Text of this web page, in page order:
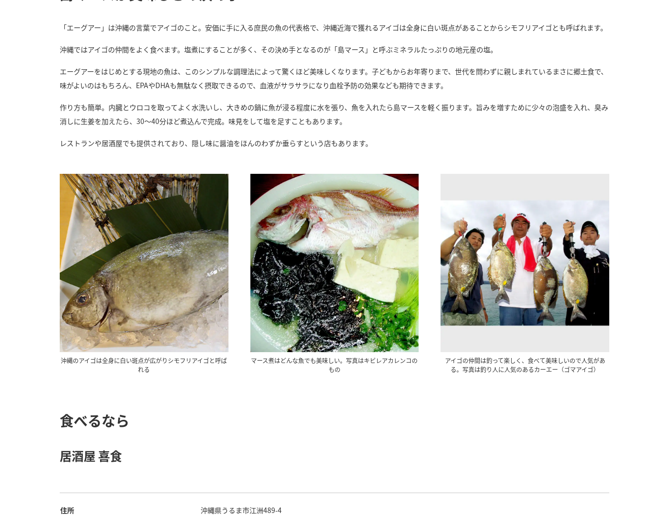
「エーグアー」は沖縄の言葉でアイゴのこと。安価に手に入る庶民の魚の代表格で、沖縄近海で獲れるアイゴは全身に白い斑点があることからシモフリアイゴとも呼ばれます。
沖縄ではアイゴの仲間をよく食べます。塩煮にすることが多く、その決め手となるのが「島マース」と呼ぶミネラルたっぷりの地元産の塩。
エーグアーをはじめとする現地の魚は、このシンプルな調理法によって驚くほど美味しくなります。子どもからお年寄りまで、世代を問わずに親しまれているまさに郷土食で、
味がよいのはもちろん、EPAやDHAも無駄なく摂取できるので、血液がサラサラになり血栓予防の効果なども期待できます。
作り方も簡単。内臓とウロコを取ってよく水洗いし、大きめの鍋に魚が浸る程度に水を張り、魚を入れたら島マースを軽く振ります。旨みを増すために少々の泡盛を入れ、臭み
消しに生姜を加えたら、30～40分ほど煮込んで完成。味見をして塩を足すこともあります。
レストランや居酒屋でも提供されており、隠し味に醤油をほんのわずか垂らすという店もあります。
沖縄のアイゴは全身に白い斑点が広がりシモフリアイゴと呼ば
れる
マース煮はどんな魚でも美味しい。写真はキビレアカレンコの
もの
アイゴの仲間は釣って楽しく、食べて美味しいので人気があ
る。写真は釣り人に人気のあるカーエー（ゴマアイゴ）
食べるなら
居酒屋 喜食
住所 沖縄県うるま市江洲489-4